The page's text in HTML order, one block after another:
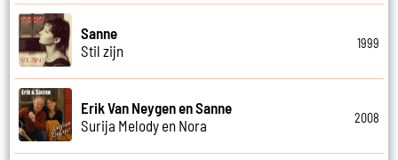
Sanne
Stil zijn
1999
Erik Van Neygen en Sanne
Surija Melody en Nora
2008